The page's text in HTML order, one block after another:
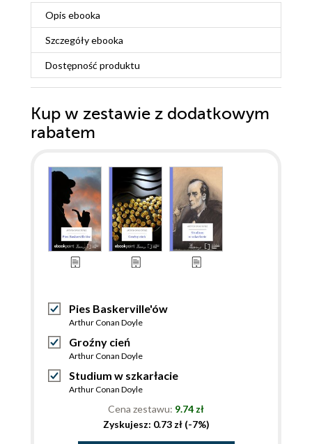
Opis ebooka
Szczegółyebooka
Dostępność produktu
Kup w zestawie z dodatkowym
rabatem
Pies Baskerville'ów
Arthur Conan Doyle
Groźny cień
Arthur Conan Doyle
Studium w szkarłacie
Arthur Conan Doyle
Cena zestawu: 9.74 zł
Zyskujesz: 0.73 zł (-7%)